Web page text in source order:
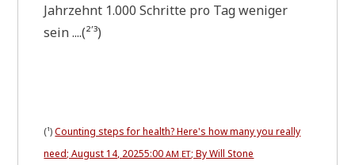
Jahr­zehnt 1.000 Schrit­te pro Tag weni­ger
sein ....(²
,
³)
(¹)Coun­ting steps for health? Here's how many you real­ly
need; August 14, 20255:00AM ET; By Will Stone